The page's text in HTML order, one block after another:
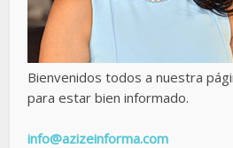
Bienvenidos todos a nuestra
para estar bien informado.
info@azizeinforma.com